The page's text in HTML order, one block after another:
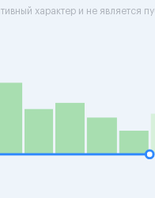
характер и не является